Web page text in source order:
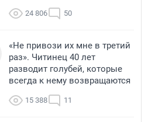
24 806 50
«Не привози их мне в третий
раз». Читинец 40 лет
разводит голубей, которые
всегда к нему возвращаются
15 388 11